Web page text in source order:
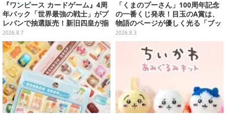
『ワンピース カードゲーム』4周
年パック「世界最強の戦士」がプ
レバンで抽選販売！新旧四皇が揃
い踏み、刃牙作者が描く「カイド
ウ」も
2026.8.7
「くまのプーさん」100周年記念
の一番くじ発表！目玉のA賞は、
物語のページが優しく光る「ブッ
クシェイプドライト」
2026.8.3